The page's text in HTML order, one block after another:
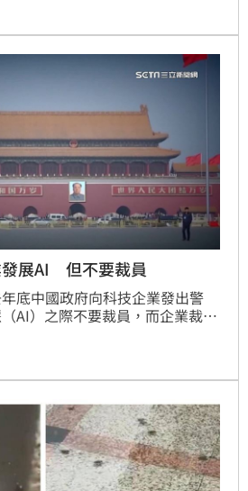
乎占整趟飛行時間的六成，引發
發展AI 但不要裁員
底中國政府向科技企業發出警
AI）之際不要裁員，而企業裁員
維護社會穩定之間面臨兩難抉